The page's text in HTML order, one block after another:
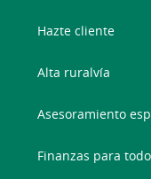
Hazte cliente
Alta ruralvía
Asesoramiento
Finanzas para